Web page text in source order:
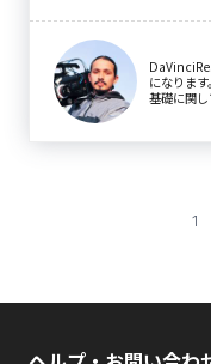
になりま
基礎に関
1